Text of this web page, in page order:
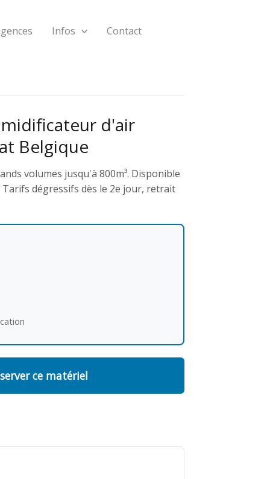
Infos Contact
d'air
Belgique
volumes jusqu'à 800m³. Disponible
dégressifs dès le 2e jour, retrait
ce matériel